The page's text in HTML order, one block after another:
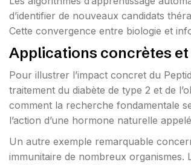
d’identifier de nouveaux candidats
Cette convergence entre biologie et
Applications concrètes et
Pour illustrer l’impact concret du
traitement du diabète de type 2 et de
comment la recherche fondamentale
l’action d’une hormone naturelle
Un autre exemple remarquable
immunitaire de nombreux